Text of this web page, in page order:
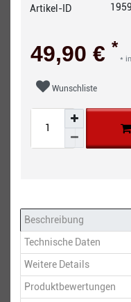
Artikel-ID
1959
49,90 € *
*
Wunschliste
Beschreibung
Technische Daten
Weitere Details
Produktbewertungen